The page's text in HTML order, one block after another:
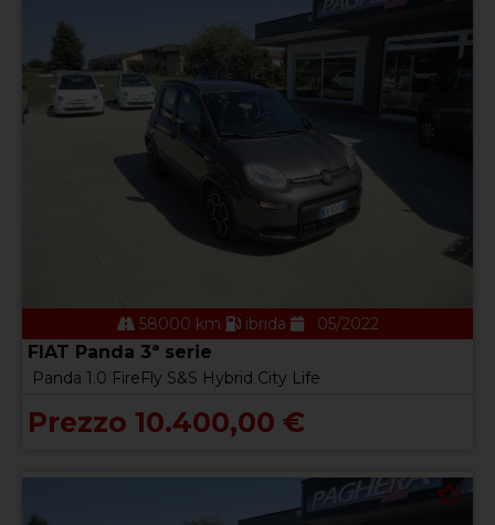
58000 km ibrida 05/2022
FIAT Panda 3ª serie
Panda 1.0 FireFly S&S Hybrid City Life
Prezzo 10.400,00 €